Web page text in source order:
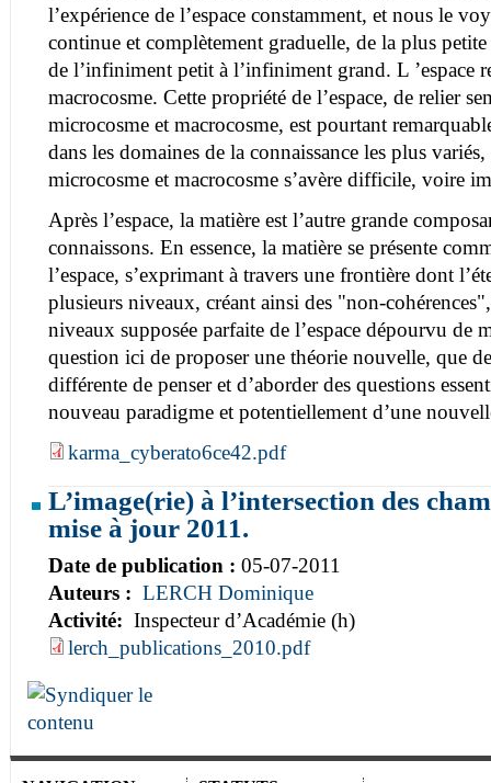
l’expérience de l’espace constamment, et nous le
continue et complètement graduelle, de la plus
de l’infiniment petit à l’infiniment grand. L ’espace
macrocosme. Cette propriété de l’espace, de relier
microcosme et macrocosme, est pourtant
dans les domaines de la connaissance les plus
microcosme et macrocosme s’avère difficile, voire
Après l’espace, la matière est l’autre grande
connaissons. En essence, la matière se présente
l’espace, s’exprimant à travers une frontière dont
plusieurs niveaux, créant ainsi des "non-
niveaux supposée parfaite de l’espace dépourvu de
question ici de proposer une théorie nouvelle, que
différente de penser et d’aborder des questions
nouveau paradigme et potentiellement d’une
karma_cyberato6ce42.pdf
L’image(rie) à l’intersection des
mise à jour 2011.
Date de publication : 05-07-2011
Auteurs : LERCH Dominique
Activité: Inspecteur d’Académie (h)
lerch_publications_2010.pdf